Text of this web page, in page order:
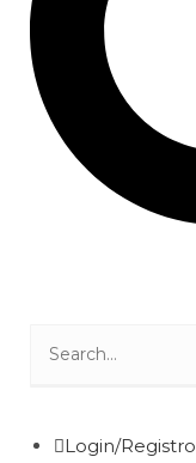
Login/Registro